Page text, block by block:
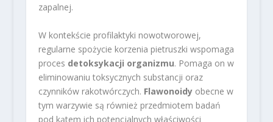
zapalnej.
W kontekście profilaktyki nowotworowej,
regularne spożycie korzenia pietruszki wspomaga
proces detoksykacji organizmu. Pomaga on w
eliminowaniu toksycznych substancji oraz
czynników rakotwórczych. Flawonoidyobecne w
tym warzywie są również przedmiotem badań
pod kątem ich potencjalnych właściwości